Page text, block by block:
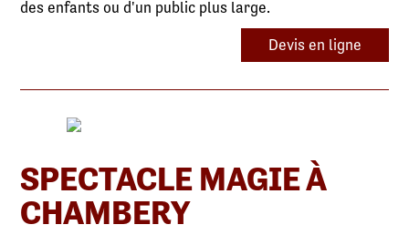
des enfants ou d'un public plus large.
Devis en ligne
SPECTACLE MAGIE À
CHAMBERY